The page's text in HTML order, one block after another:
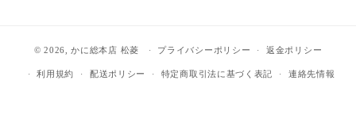
© 2026,かに総本店 松菱 プライバシーポリシー 返金ポリシー
利用規約 配送ポリシー 特定商取引法に基づく表記 連絡先情報